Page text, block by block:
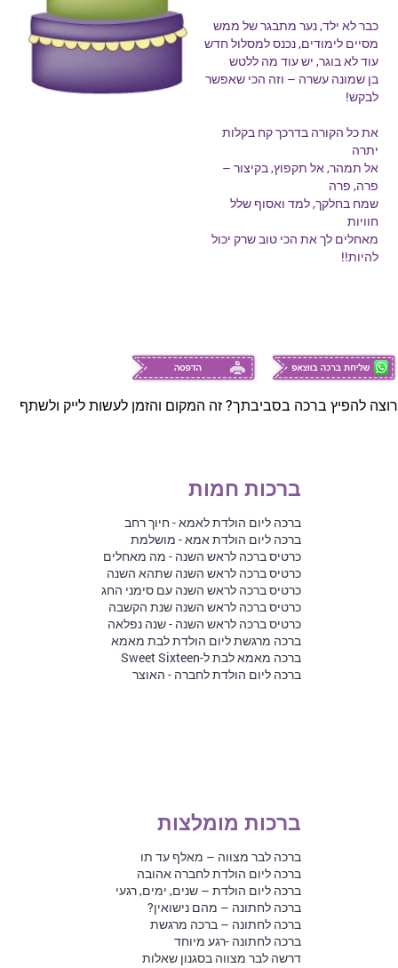
כבר לא ילד, נער מתבגר של ממש
מסיים לימודים, נכנס למסלול חדש
עוד לא בוגר, יש עוד מה ללטש
בן שמונה עשרה – וזה הכי שאפשר
לבקש!
את כל הקורה בדרכך קח בקלות
יתרה
אל תמהר, אל תקפוץ, בקיצור –
פרה, פרה
שמח בחלקך, למד ואסוף שלל
חוויות
מאחלים לך את הכי טוב שרק יכול
להיות!!
רוצה להפיץ ברכה בסביבתך? זה המקום והזמן לעשות לייק ולשתף
ברכות חמות
ברכה ליום הולדת לאמא - חיוך רחב
ברכה ליום הולדת אמא - מושלמת
כרטיס ברכה לראש השנה - מה מאחלים
כרטיס ברכה לראש השנה שתהא השנה
כרטיס ברכה לראש השנה עם סימני החג
כרטיס ברכה לראש השנה שנת הקשבה
כרטיס ברכה לראש השנה - שנה נפלאה
ברכה מרגשת ליום הולדת לבת מאמא
ברכה מאמא לבת ל-Sweet Sixteen
ברכה ליום הולדת לחברה - האוצר
ברכות מומלצות
ברכה לבר מצווה – מאלף עד תו
ברכה ליום הולדת לחברה אהובה
ברכה ליום הולדת – שנים, ימים, רגעי
ברכה לחתונה – מהם נישואין?
ברכה לחתונה – ברכה מרגשת
ברכה לחתונה -רגע מיוחד
דרשה לבר מצווה בסגנון שאלות